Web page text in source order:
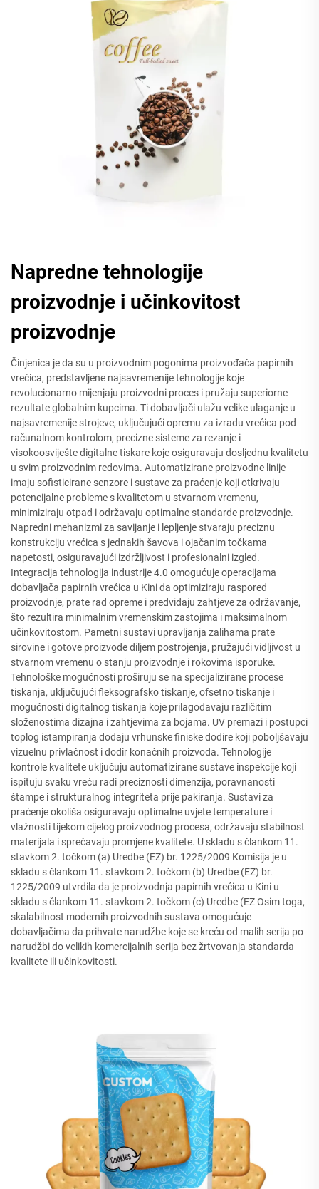
Napredne tehnologije
proizvodnje i učinkovitost
proizvodnje
Činjenica je da su u proizvodnim pogonima proizvođača papirnih
vrećica, predstavljene najsavremenije tehnologije koje
revolucionarno mijenjaju proizvodni proces i pružaju superiorne
rezultate globalnim kupcima. Ti dobavljači ulažu velike ulaganje u
najsavremenije strojeve, uključujući opremu za izradu vrećica pod
računalnom kontrolom, precizne sisteme za rezanje i
visokoosviješte digitalne tiskare koje osiguravaju dosljednu kvalitetu
u svim proizvodnim redovima. Automatizirane proizvodne linije
imaju sofisticirane senzore i sustave za praćenje koji otkrivaju
potencijalne probleme s kvalitetom u stvarnom vremenu,
minimiziraju otpad i održavaju optimalne standarde proizvodnje.
Napredni mehanizmi za savijanje i lepljenje stvaraju preciznu
konstrukciju vrećica s jednakih šavova i ojačanim točkama
napetosti, osiguravajući izdržljivost i profesionalni izgled.
Integracija tehnologija industrije 4.0 omogućuje operacijama
dobavljača papirnih vrećica u Kini da optimiziraju raspored
proizvodnje, prate rad opreme i predviđaju zahtjeve za održavanje,
što rezultira minimalnim vremenskim zastojima i maksimalnom
učinkovitostom. Pametni sustavi upravljanja zalihama prate
sirovine i gotove proizvode diljem postrojenja, pružajući vidljivost u
stvarnom vremenu o stanju proizvodnje i rokovima isporuke.
Tehnološke mogućnosti proširuju se na specijalizirane procese
tiskanja, uključujući fleksografsko tiskanje, ofsetno tiskanje i
mogućnosti digitalnog tiskanja koje prilagođavaju različitim
složenostima dizajna i zahtjevima za bojama. UV premazi i postupci
toplog istampiranja dodaju vrhunske finiske dodire koji poboljšavaju
vizuelnu privlačnost i dodir konačnih proizvoda. Tehnologije
kontrole kvalitete uključuju automatizirane sustave inspekcije koji
ispituju svaku vreću radi preciznosti dimenzija, poravnanosti
štampe i strukturalnog integriteta prije pakiranja. Sustavi za
praćenje okoliša osiguravaju optimalne uvjete temperature i
vlažnosti tijekom cijelog proizvodnog procesa, održavaju stabilnost
materijala i sprečavaju promjene kvalitete. U skladu s člankom 11.
stavkom 2. točkom (a) Uredbe (EZ) br. 1225/2009 Komisija je u
skladu s člankom 11. stavkom 2. točkom (b) Uredbe (EZ) br.
1225/2009 utvrdila da je proizvodnja papirnih vrećica u Kini u
skladu s člankom 11. stavkom 2. točkom (c) Uredbe (EZ Osim toga,
skalabilnost modernih proizvodnih sustava omogućuje
dobavljačima da prihvate narudžbe koje se kreću od malih serija po
narudžbi do velikih komercijalnih serija bez žrtvovanja standarda
kvalitete ili učinkovitosti.